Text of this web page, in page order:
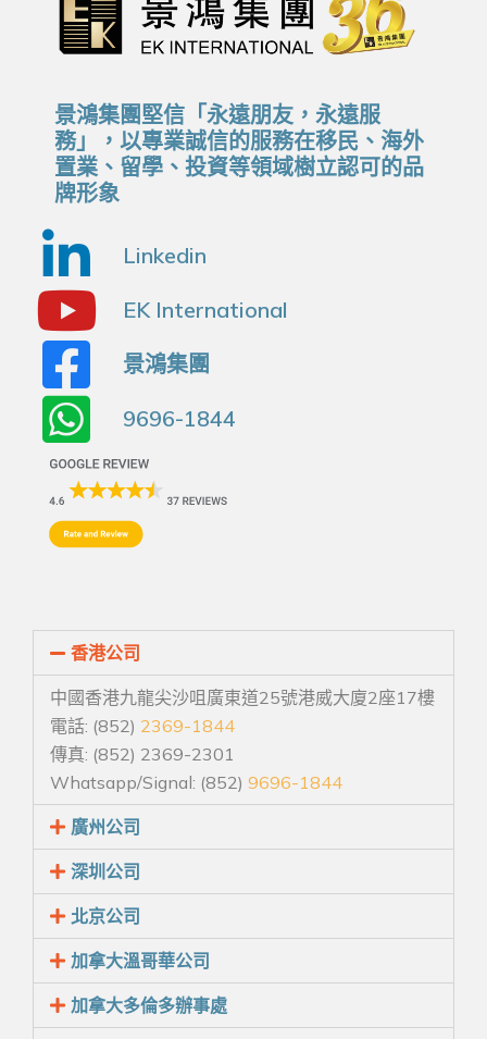
景鴻集團堅信「永遠朋友，永遠服
務」，以專業誠信的服務在移民、海外
置業、留學、投資等領域樹立認可的品
牌形象
Linkedin
EK International
景鴻集團
9696-1844
香港公司
中國香港九龍尖沙咀廣東道25號港威大廈2座17樓
電話: (852) 2369-1844
傳真: (852) 2369-2301
Whatsapp/Signal: (852) 9696-1844
廣州公司
深圳公司
北京公司
加拿大溫哥華公司
加拿大多倫多辦事處